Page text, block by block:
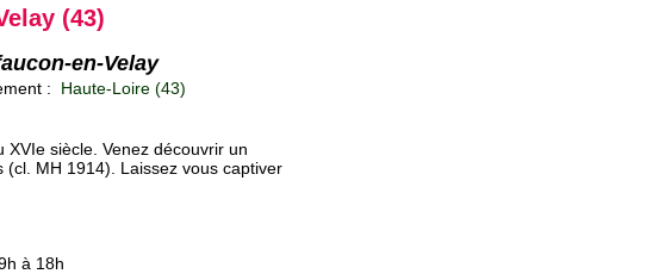
(43)
en-Velay
: Haute-Loire (43)
siècle. Venez découvrir un
MH 1914). Laissez vous captiver
à 18h